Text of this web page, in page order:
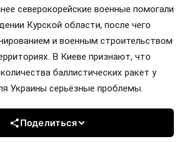
северокорейские военные помогали
Курской области, после чего
и военным строительством
В Киеве признают, что
баллистических ракет у
Украины серьёзные проблемы.
Поделиться